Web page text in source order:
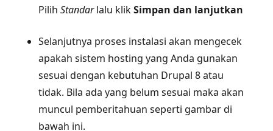
Pilih Standarlalu klikSimpan dan lanjutkan
Selanjutnya proses instalasi akan mengecek
apakah sistem hosting yang Anda gunakan
sesuai dengan kebutuhan Drupal 8 atau
tidak. Bila ada yang belum sesuai maka akan
muncul pemberitahuan seperti gambar di
bawah ini.